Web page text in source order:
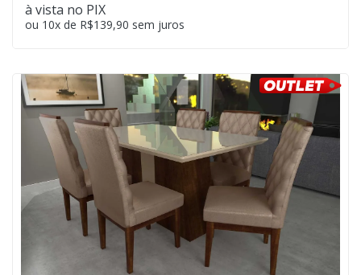
à vista no PIX
ou 10x de R$139,90 sem juros